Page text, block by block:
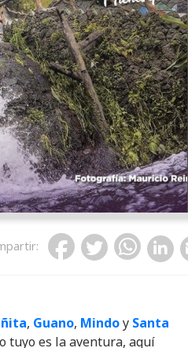
:
, Guano, Mindoy Santa
tuyo es la aventura, aquí